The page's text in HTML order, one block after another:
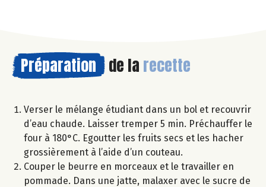
Préparation de la recette
Verser le mélange étudiant dans un bol et recouvrir
d’eau chaude. Laisser tremper 5 min. Préchauffer le
four à 180°C. Egoutter les fruits secs et les hacher
grossièrement à l’aide d’un couteau.
Couper le beurre en morceaux et le travailler en
pommade. Dans une jatte, malaxer avec le sucre de